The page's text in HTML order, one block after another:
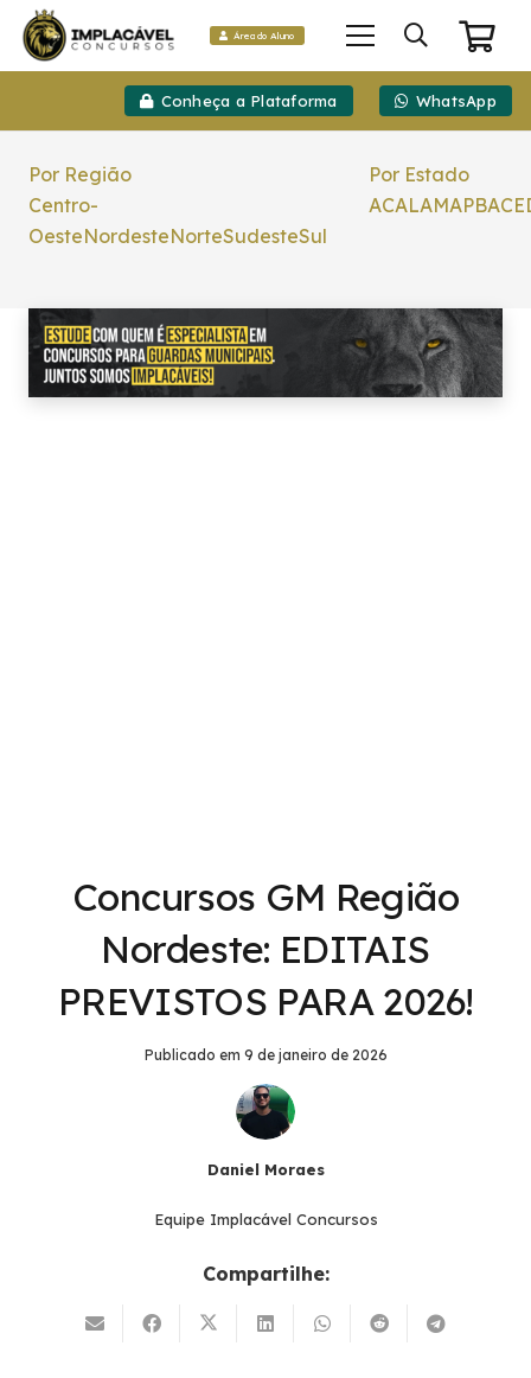
Área do Aluno
Conheça a Plataforma WhatsApp
Por Região
Centro-
OesteNordesteNorteSudesteSul
Por Estado
ACALAMAPBACE
Concursos GM Região
Nordeste: EDITAIS
PREVISTOS PARA 2026!
Publicado em 9 de janeiro de 2026
Daniel Moraes
Equipe Implacável Concursos
Compartilhe: